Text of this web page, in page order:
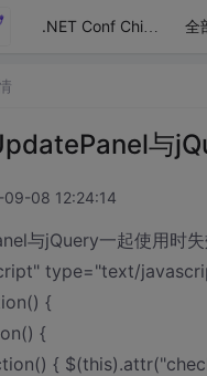
.NET Conf China 全
与
09-08 12:24:14
与jQuery一起使用时失
type="text/
{
{
{